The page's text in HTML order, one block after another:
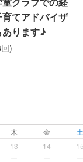
ッター
てアドバイザ
ります♪
)
木 金
13 14